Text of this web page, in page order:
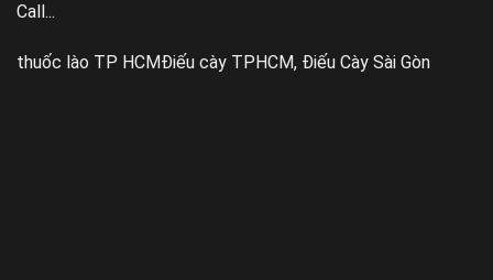
Call...
thuốc lào TP HCMĐiếu cày TPHCM, Điếu Cày Sài Gòn